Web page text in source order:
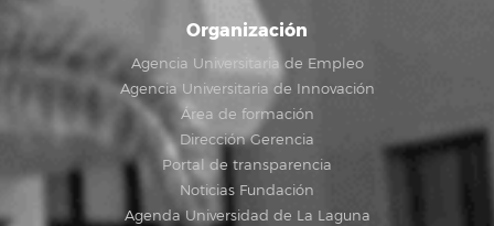
Organización
Agencia Universitaria de Empleo
Agencia Universitaria de Innovación
Área de formación
Dirección Gerencia
Portal de transparencia
Noticias Fundación
Agenda Universidad de La Laguna